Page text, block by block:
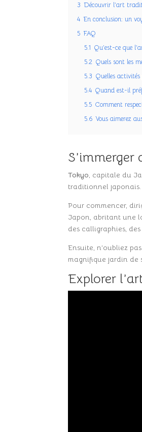
3 Découvrir l’art
4 En conclusion: un
5 FAQ
5.1 Qu’est-ce que
5.2 Quels sont les
5.3 Quelles
5.4 Quand est-il
5.5 Comment
5.6 Vous aimerez
Tokyo, capitale du
traditionnel japonais.
Pour commencer,
Japon, abritant une
des calligraphies,
Ensuite, n’oubliez
magnifique jardin de
Explorer